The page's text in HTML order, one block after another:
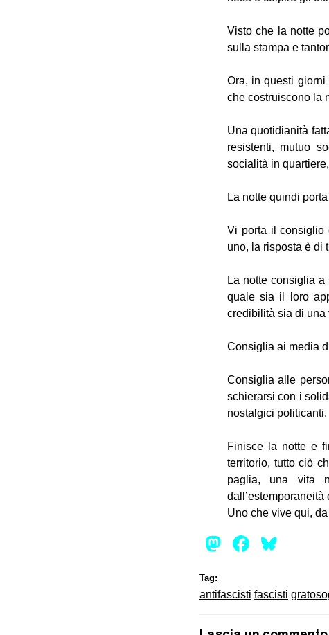
Visto che la notte
sulla stampa e
Ora, in questi
che costruiscono la
Una quotidianità
resistenti, mutuo
socialità in
La notte quindi
Vi porta il consiglio
uno, la risposta è di
La notte consiglia
quale sia il loro
credibilità sia di una
Consiglia ai media
Consiglia alle
schierarsi con i
nostalgici politicanti.
Finisce la notte e
territorio, tutto ciò
paglia, una vita
Uno che vive qui,
Mastodon
Tag:
antifascisti fascisti